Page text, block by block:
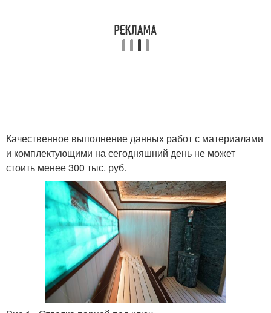
Качественное выполнение данных работ с материалами
и комплектующими на сегодняшний день не может
стоить менее 300 тыс. руб.